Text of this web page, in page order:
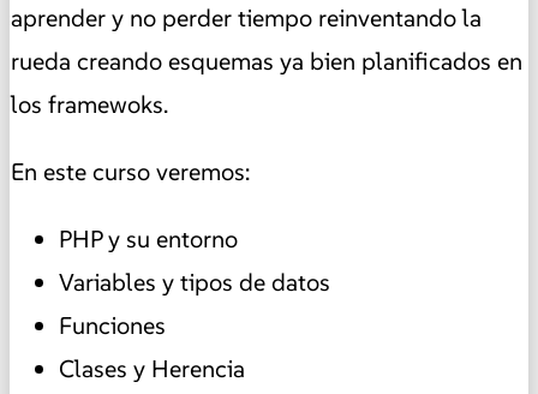
aprender y no perder tiempo reinventando la
rueda creando esquemas ya bien planificados en
los framewoks.
En este curso veremos:
PHP y su entorno
Variables y tipos de datos
Funciones
Clases y Herencia